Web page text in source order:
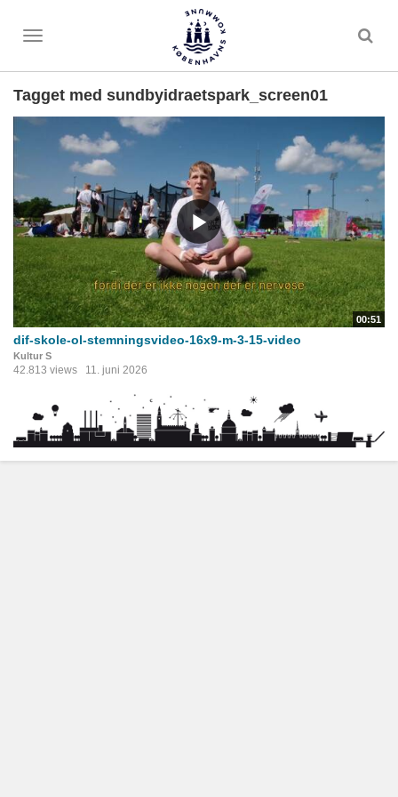
Toggle
Tagget med sundbyidraetspark_screen01
00:51
dif-skole-ol-stemningsvideo-16x9-m-3-15-video
Kultur S
42.813 views 11. juni 2026